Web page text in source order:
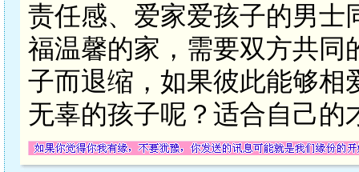
责任感、爱家爱孩子的男士
福温馨的家，需要双方共同
子而退缩，如果彼此能够相
无辜的孩子呢？适合自己的